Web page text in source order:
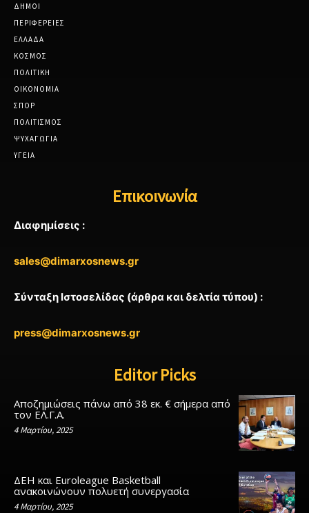
ΔΗΜΟΙ
ΠΕΡΙΦΕΡΕΙΕΣ
ΕΛΛΑΔΑ
ΚΟΣΜΟΣ
ΠΟΛΙΤΙΚΗ
ΟΙΚΟΝΟΜΙΑ
ΣΠΟΡ
ΠΟΛΙΤΙΣΜΟΣ
ΨΥΧΑΓΩΓΙΑ
ΥΓΕΙΑ
Επικοινωνία
Διαφημίσεις :
sales@dimarxosnews.gr
Σύνταξη Ιστοσελίδας (άρθρα και δελτία τύπου) :
press@dimarxosnews.gr
Editor Picks
Αποζημιώσεις πάνω από 38 εκ. € σήμερα από
τον ΕΛ.Γ.Α.
4 Μαρτίου, 2025
ΔΕΗ και Euroleague Basketball
ανακοινώνουν πολυετή συνεργασία
4 Μαρτίου, 2025